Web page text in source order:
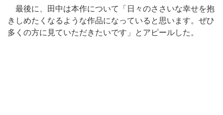
最後に、田中は本作について「日々のささいな幸せを抱
きしめたくなるような作品になっていると思います。ぜひ
多くの方に見ていただきたいです」とアピールした。